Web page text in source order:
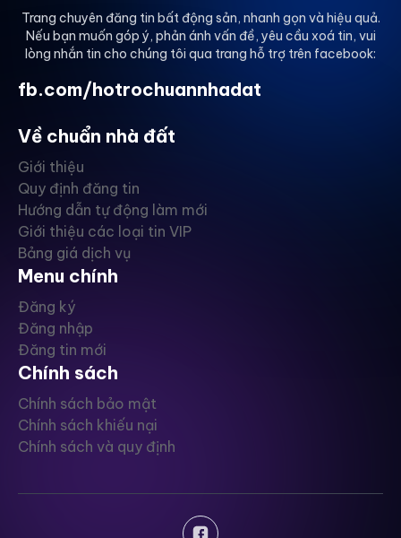
👉 Phòng đã setup sẵn giống hình hỗ trợ mở cửa từ xa
24/24. Liên hệ mình để đc hỗ trợ mở cửa
Quốc Vinh (Call/Zalo)
Trang chuyên đăng tin bất động sản, nhanh gọn và hiệu quả.
Nếu bạn muốn góp ý, phản ánh vấn đề, yêu cầu xoá tin, vui
lòng nhắn tin cho chúng tôi qua trang hỗ trợ trên facebook:
fb.com/hotrochuannhadat
Về chuẩn nhà đất
Giới thiệu
Quy định đăng tin
Hướng dẫn tự động làm mới
Giới thiệu các loại tin VIP
Bảng giá dịch vụ
Menu chính
Đăng ký
Đăng nhập
Đăng tin mới
Chính sách
Chính sách bảo mật
Chính sách khiếu nại
Chính sách và quy định